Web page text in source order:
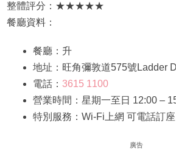
整體評分：★★★★★
餐廳資料：
餐廳：升
地址：旺角彌敦道575號Ladder
電話： 3615 1100
營業時間：星期一至日 12:00 –
特別服務：Wi-Fi上網 可電話訂
廣告